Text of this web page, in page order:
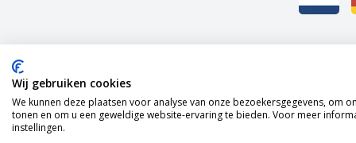
Wij gebruiken cookies
We kunnen deze plaatsen voor analyse van onze bezoekersgegevens, om
tonen en om u een geweldige website-ervaring te bieden. Voor meer
instellingen.